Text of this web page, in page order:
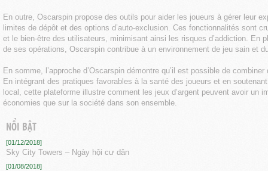
En outre, Oscarspin propose des outils pour aider les joueurs à gérer leur
limites de dépôt et des options d’auto-exclusion. Ces fonctionnalités sont
et le bien-être des utilisateurs, minimisant ainsi les risques d’addiction. En
de ses opérations, Oscarspin contribue à un environnement de jeu sain et
En somme, l’approche d’Oscarspin démontre qu’il est possible de
En intégrant des pratiques favorables à la santé des joueurs et en
local, cette plateforme illustre comment les jeux d’argent peuvent avoir un
économies que sur la société dans son ensemble.
NỔI BẬT
[01/12/2018]
Sky City Towers – Ngày hội cư dân
[01/08/2018]